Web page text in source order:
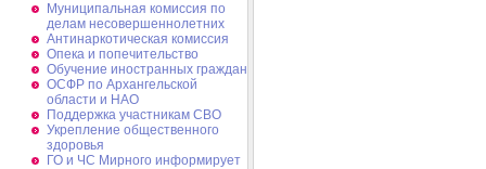
Муниципальная комиссия по
делам несовершеннолетних
Антинаркотическая комиссия
Опека и попечительство
Обучение иностранных граждан
ОСФР по Архангельской
области и НАО
Поддержка участникам СВО
Укрепление общественного
здоровья
ГО и ЧС Мирного информирует